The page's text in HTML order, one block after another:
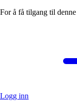
For å få tilgang til
Logg inn